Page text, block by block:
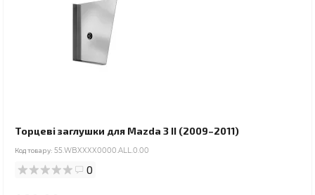
Торцеві заглушки для Mazda 3 II (2009–2011)
Код товару: 55.WBXXXX0000.ALL.0.00
0